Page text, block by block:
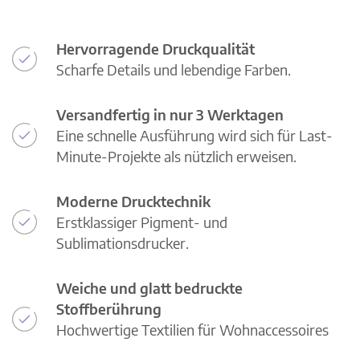
Hervorragende Druckqualität
Scharfe Details und lebendige Farben.
Versandfertig in nur 3 Werktagen
Eine schnelle Ausführung wird sich für Last-
Minute-Projekte als nützlich erweisen.
Moderne Drucktechnik
Erstklassiger Pigment- und
Sublimationsdrucker.
Weiche und glatt bedruckte
Stoffberührung
Hochwertige Textilien für Wohnaccessoires